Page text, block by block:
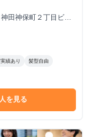
田神保町２丁目ビル
績あり 髪型自由
を見る